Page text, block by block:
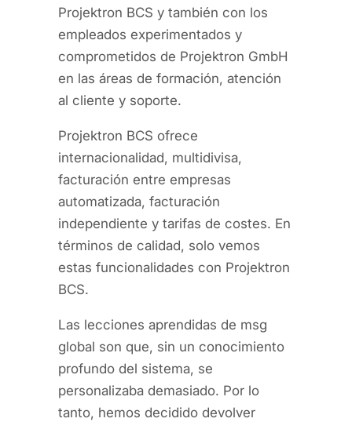
Projektron BCS y también con los
empleados experimentados y
comprometidos de Projektron GmbH
en las áreas de formación, atención
al cliente y soporte.
Projektron BCS ofrece
internacionalidad, multidivisa,
facturación entre empresas
automatizada, facturación
independiente y tarifas de costes. En
términos de calidad, solo vemos
estas funcionalidades con Projektron
BCS.
Las lecciones aprendidas de msg
global son que, sin un conocimiento
profundo del sistema, se
personalizaba demasiado. Por lo
tanto, hemos decidido devolver